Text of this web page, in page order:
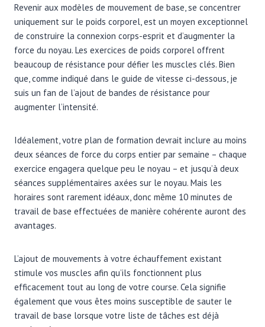
Revenir aux modèles de mouvement de base, se concentrer
uniquement sur le poids corporel, est un moyen exceptionnel
de construire la connexion corps-esprit et d’augmenter la
force du noyau. Les exercices de poids corporel offrent
beaucoup de résistance pour défier les muscles clés. Bien
que, comme indiqué dans le guide de vitesse ci-dessous, je
suis un fan de l’ajout de bandes de résistance pour
augmenter l’intensité.
Idéalement, votre plan de formation devrait inclure au moins
deux séances de force du corps entier par semaine – chaque
exercice engagera quelque peu le noyau – et jusqu’à deux
séances supplémentaires axées sur le noyau. Mais les
horaires sont rarement idéaux, donc même 10 minutes de
travail de base effectuées de manière cohérente auront des
avantages.
L’ajout de mouvements à votre échauffement existant
stimule vos muscles afin qu’ils fonctionnent plus
efficacement tout au long de votre course. Cela signifie
également que vous êtes moins susceptible de sauter le
travail de base lorsque votre liste de tâches est déjà